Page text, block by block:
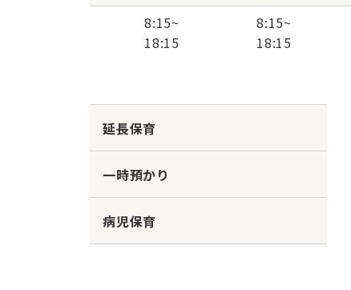
8:15~
18:15
8:15~
18:15
延長保育
一時預かり
病児保育